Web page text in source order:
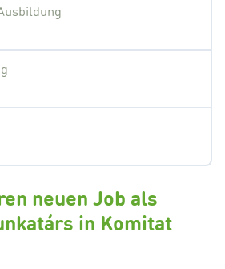
neuen Job als
in Komitat